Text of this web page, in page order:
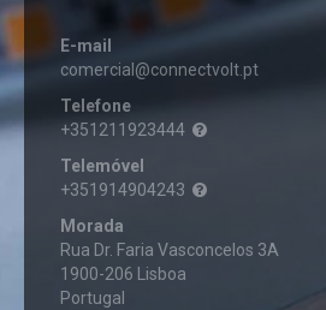
CANDEEIROS
DE
TETO
ENCASTRAR
PLAFON
PROJETORES
DOWNLIGHT
SPOTLIGHT
FERRAMENTAS
DE
MÃO
INSTRUMENTAÇÃO
MOCHILAS
CABOS
FIBRA
FERRAMENTAS
ÓTICA
LED
NEON
E-mail
comercial@connectvolt.pt
Telefone
+351211923444
Telemóvel
+351914904243
Morada
Rua Dr. Faria Vasconcelos 3A
1900-206 Lisboa
Portugal